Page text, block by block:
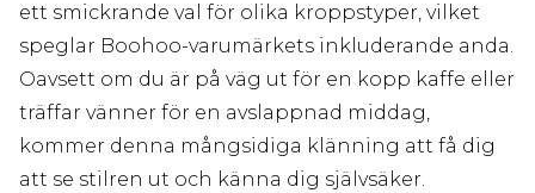
ett smickrande val för olika kroppstyper, vilket
speglar Boohoo-varumärkets inkluderande anda.
Oavsett om du är på väg ut för en kopp kaffe eller
träffar vänner för en avslappnad middag,
kommer denna mångsidiga klänning att få dig
att se stilren ut och känna dig självsäker.